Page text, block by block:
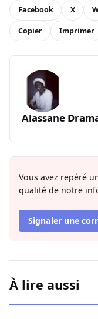
Facebook X
Copier Imprimer
Alassane
Vous avez repéré
qualité de notre
Signaler une
À lire aussi